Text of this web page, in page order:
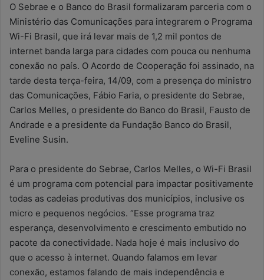
-
m
a
i
l
O Sebrae e o Banco do Brasil formalizaram parceria com o
Ministério das Comunicações para integrarem o Programa
Wi-Fi Brasil, que irá levar mais de 1,2 mil pontos de
internet banda larga para cidades com pouca ou nenhuma
conexão no país. O Acordo de Cooperação foi assinado, na
tarde desta terça-feira, 14/09, com a presença do ministro
das Comunicações, Fábio Faria, o presidente do Sebrae,
Carlos Melles, o presidente do Banco do Brasil, Fausto de
Andrade e a presidente da Fundação Banco do Brasil,
Eveline Susin.
Para o presidente do Sebrae, Carlos Melles, o Wi-Fi Brasil
é um programa com potencial para impactar positivamente
todas as cadeias produtivas dos municípios, inclusive os
micro e pequenos negócios. “Esse programa traz
esperança, desenvolvimento e crescimento embutido no
pacote da conectividade. Nada hoje é mais inclusivo do
que o acesso à internet. Quando falamos em levar
conexão, estamos falando de mais independência e